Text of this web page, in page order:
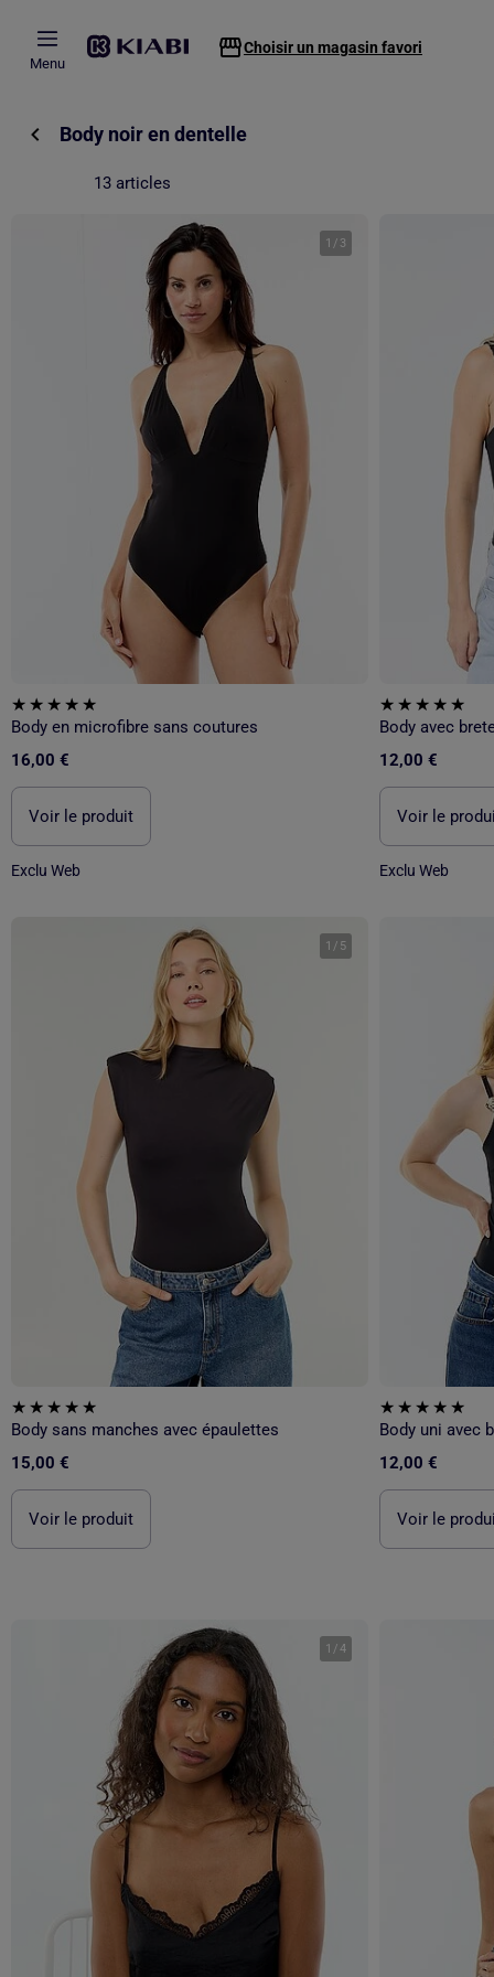
Menu
Choisir un magasin favori
Body noir en dentelle
13 articles
1 / 3
Body en microfibre sans coutures
16,00 €
Voir le produit
Exclu Web
Body avec
12,00 €
Voir le
Exclu Web
1 / 5
Body sans manches avec épaulettes
15,00 €
Voir le produit
12,00 €
Voir le
1 /4